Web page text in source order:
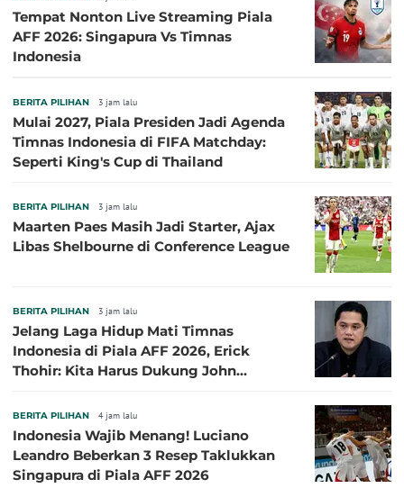
Tempat Nonton Live Streaming Piala
AFF 2026: Singapura Vs Timnas
Indonesia
BERITA PILIHAN 3 jam lalu
Mulai 2027, Piala Presiden Jadi Agenda
Timnas Indonesia di FIFA Matchday:
Seperti King's Cup di Thailand
BERITA PILIHAN 3 jam lalu
Maarten Paes Masih Jadi Starter, Ajax
Libas Shelbourne di Conference League
BERITA PILIHAN 3 jam lalu
Jelang Laga Hidup Mati Timnas
Indonesia di Piala AFF 2026, Erick
Thohir: Kita Harus Dukung John
BERITA PILIHAN 4 jam lalu
Indonesia Wajib Menang! Luciano
Leandro Beberkan 3 Resep Taklukkan
Singapura di Piala AFF 2026